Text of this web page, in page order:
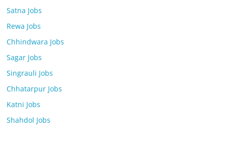
Satna Jobs
Rewa Jobs
Chhindwara Jobs
Sagar Jobs
Singrauli Jobs
Chhatarpur Jobs
Katni Jobs
Shahdol Jobs